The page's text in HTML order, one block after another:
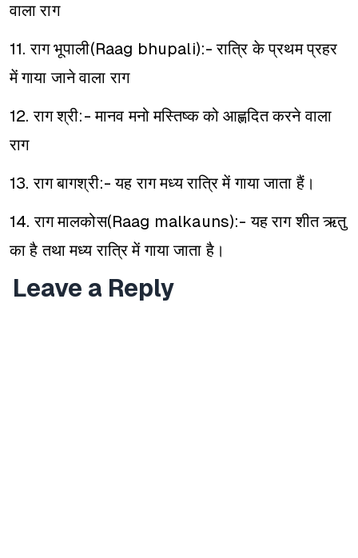
वाला राग
11. राग भूपाली(Raag bhupali):- रात्रि के प्रथम प्रहर
में गाया जाने वाला राग
12. राग श्री:- मानव मनो मस्तिष्क को आह्णदित करने वाला
राग
13. राग बागश्री:- यह राग मध्य रात्रि में गाया जाता हैं।
14. राग मालकोस(Raag malkauns):- यह राग शीत ऋतु
का है तथा मध्य रात्रि में गाया जाता है।
Leave a Reply